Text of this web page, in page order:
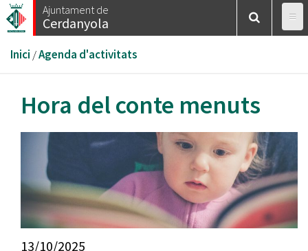
Vés
al
Ajuntament de
Cerdanyola
Esteu
aquí
Inici /Agenda d'activitats
Hora del conte menuts
13/10/2025